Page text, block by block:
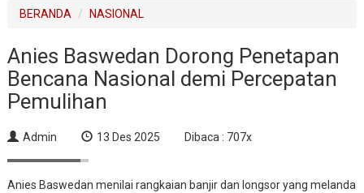
BERANDA NASIONAL
Anies Baswedan Dorong Penetapan
Bencana Nasional demi Percepatan
Pemulihan
Admin 13 Des 2025 Dibaca : 707x
Anies Baswedan menilai rangkaian banjir dan longsor yang melanda